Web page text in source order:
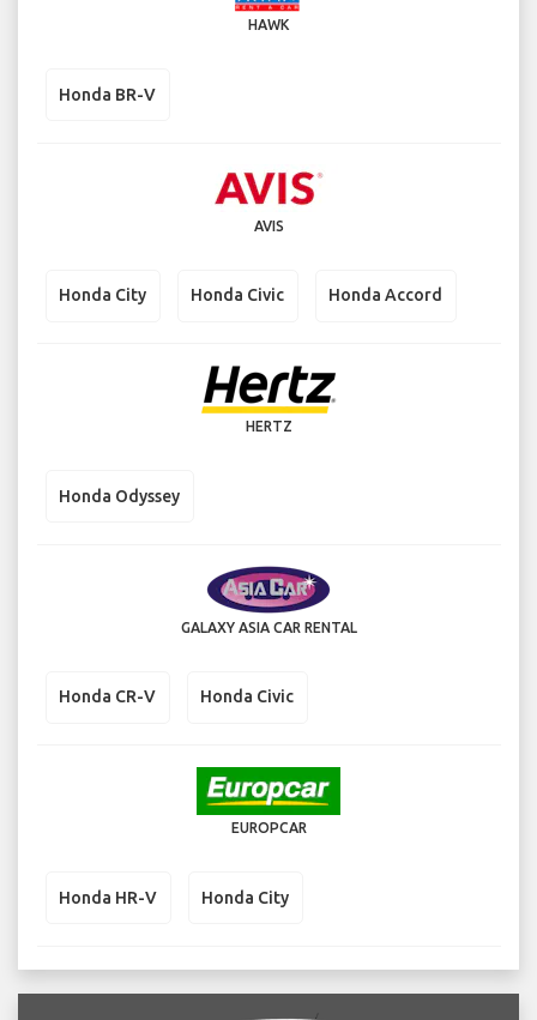
HAWK
Honda BR-V
AVIS
Honda City Honda Civic Honda Accord
HERTZ
Honda Odyssey
GALAXY ASIA CAR RENTAL
Honda CR-V Honda Civic
EUROPCAR
Honda HR-V Honda City